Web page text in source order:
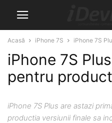
Acasă iPhone 7S iPhone 7S
iPhone 7S
pentru
iPhone 7S Plus are astazi
productia versiunii finale sa